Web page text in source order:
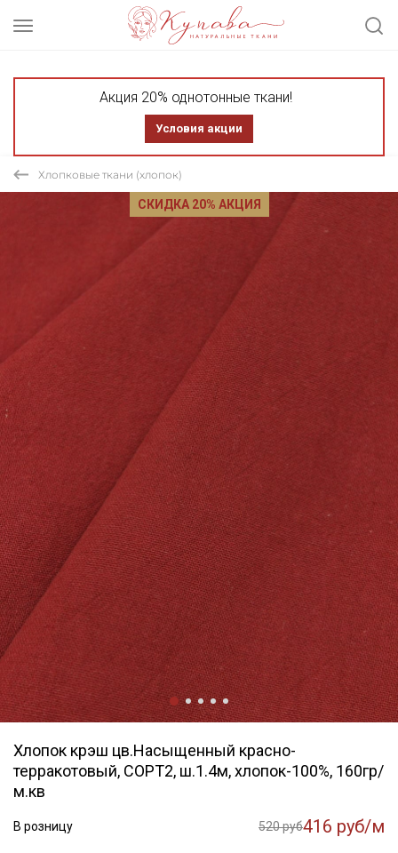
Акция 20% однотонные ткани!
Условия акции
Хлопковые ткани (хлопок)
СКИДКА 20% АКЦИЯ
Хлопок крэш цв.Насыщенный красно-
терракотовый, СОРТ2, ш.1.4м, хлопок-100%, 160гр/
м.кв
В розницу 520 руб416 руб/м